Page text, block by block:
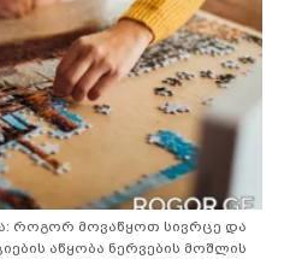
როგორ მოვაწყოთ სივრცე და
აწყობა ნერვების მოშლის